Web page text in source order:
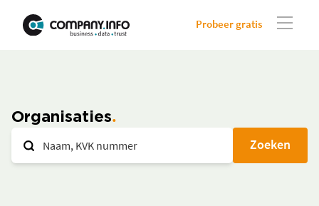
Probeer gratis
Organisaties
Zoeken